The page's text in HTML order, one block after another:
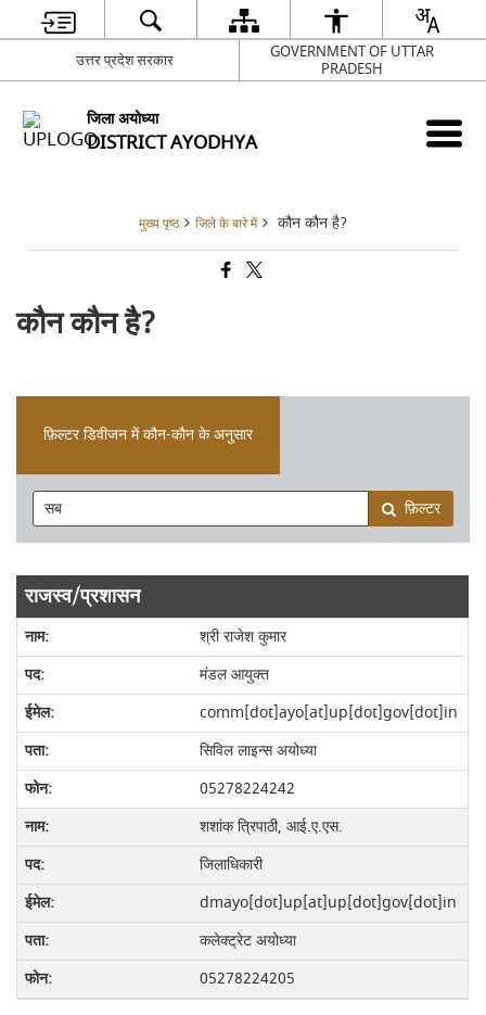
उत्तर प्रदेश सरकार
GOVERNMENT OF UTTAR
PRADESH
जिला अयोध्या
DISTRICT AYODHYA
मुख्य पृष्ठ जिले के बारे में कौन कौन है?
कौन कौन है?
फ़िल्टर डिवीजन में कौन-कौन के अनुसार
फ़िल्टर
राजस्व/प्रशासन
श्री राजेश कुमार
मंडल आयुक्त
comm[dot]ayo[at]up[dot]gov[dot]in
सिविल लाइन्स अयोध्या
05278224242
शशांक त्रिपाठी, आई.ए.एस.
जिलाधिकारी
dmayo[dot]up[at]up[dot]gov[dot]in
कलेक्ट्रेट अयोध्या
05278224205